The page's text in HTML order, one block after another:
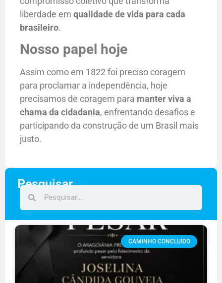
liberdade em qualidade de vida para cada
brasileiro.
Nosso papel hoje
Assim como em 1822 foi preciso coragem
para proclamar a independência, hoje
precisamos de coragem para manter viva a
chama da cidadania, enfrentando desafios e
participando da construção de um Brasil mais
justo.
Pesquisar
CAMINHO CONCLUÍDO